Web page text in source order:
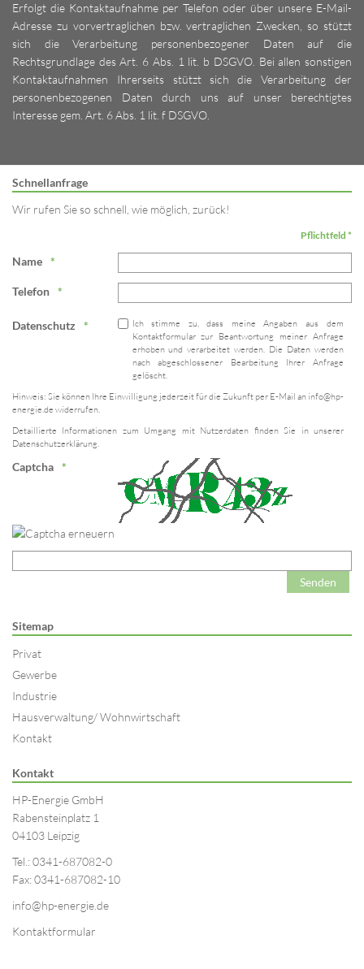
Erfolgt die Kontaktaufnahme per Telefon oder über unsere E-Mail-
Adresse zu vorvertraglichen bzw. vertraglichen Zwecken, so stützt
sich die Verarbeitung personenbezogener Daten auf die
Rechtsgrundlage des Art. 6 Abs. 1 lit. b DSGVO. Bei allen sonstigen
Kontaktaufnahmen Ihrerseits stützt sich die Verarbeitung der
personenbezogenen Daten durch uns auf unser berechtigtes
Interesse gem. Art. 6 Abs. 1 lit. f DSGVO.
Schnellanfrage
Wir rufen Sie so schnell, wie möglich, zurück!
Pflichtfeld *
Name
Telefon
Datenschutz
Ich stimme zu, dass meine Angaben aus dem
Kontaktformular zur Beantwortung meiner Anfrage
erhoben und verarbeitet werden. Die Daten werden
nach abgeschlossener Bearbeitung Ihrer Anfrage
gelöscht.
Hinweis: Sie können Ihre Einwilligung jederzeit für die Zukunft per E-Mail an info@hp-
energie.de widerrufen.
Detaillierte Informationen zum Umgang mit Nutzerdaten finden Sie in unserer
Datenschutzerklärung.
Captcha
Sitemap
Privat
Gewerbe
Industrie
Hausverwaltung/ Wohnwirtschaft
Kontakt
Kontakt
HP-Energie GmbH
Rabensteinplatz 1
04103 Leipzig
Tel.: 0341-687082-0
Fax: 0341-687082-10
info@hp-energie.de
Kontaktformular